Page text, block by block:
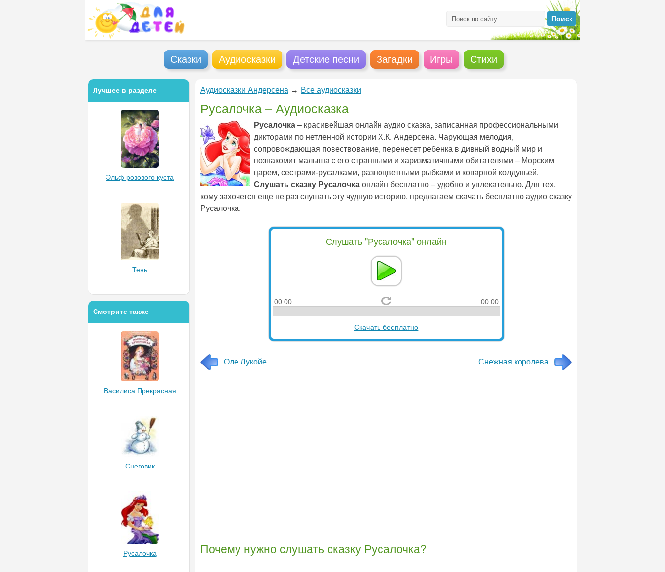
Сказки Аудиосказки Детские песни Загадки Игры Стихи
Аудиосказки Андерсена → Все аудиосказки
Русалочка – Аудиосказка
Русалочка – красивейшая онлайн аудио сказка, записанная профессиональными
дикторами по нетленной истории Х.К. Андерсена. Чарующая мелодия,
сопровождающая повествование, перенесет ребенка в дивный водный мир и
познакомит малыша с его странными и харизматичными обитателями – Морским
царем, сестрами-русалками, разноцветными рыбками и коварной колдуньей.
Слушать сказку Русалочка онлайн бесплатно – удобно и увлекательно. Для тех,
кому захочется еще не раз слушать эту чудную историю, предлагаем скачать бесплатно аудио сказку
Русалочка.
Слушать "Русалочка" онлайн
00:00 00:00
Скачать бесплатно
Оле Лукойе Снежная королева
Почему нужно слушать сказку Русалочка?
Лучшее в разделе
Эльф розового куста
Тень
Смотрите также
Василиса Прекрасная
Снеговик
Русалочка